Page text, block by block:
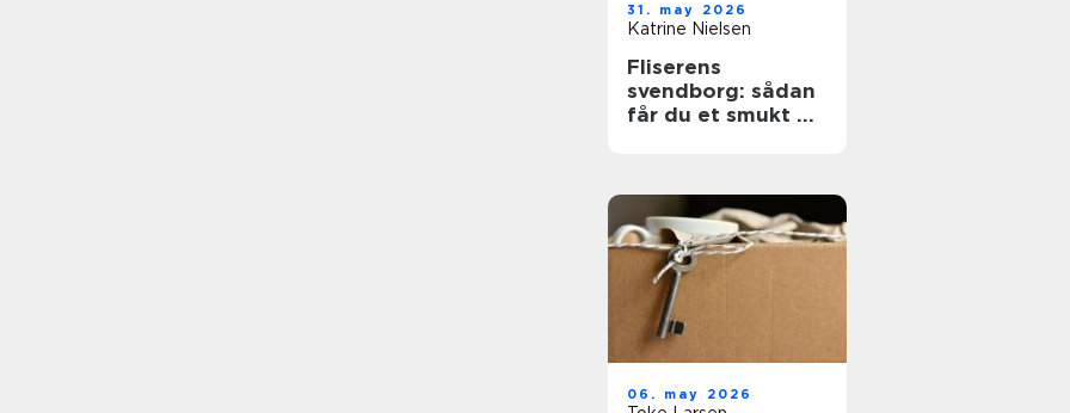
31. may 2026
Katrine Nielsen
Fliserens
svendborg: sådan
får du et smukt og
06. may 2026